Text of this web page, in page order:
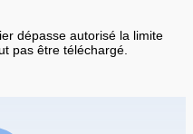
dépasse autorisé la limite
pas être téléchargé.